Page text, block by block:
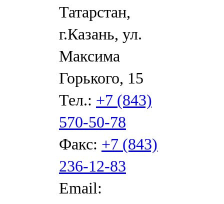
Татарстан,
г.Казань, ул.
Максима
Горького, 15
Тел.: +7 (843)
570-50-78
Факс: +7 (843)
236-12-83
Email: